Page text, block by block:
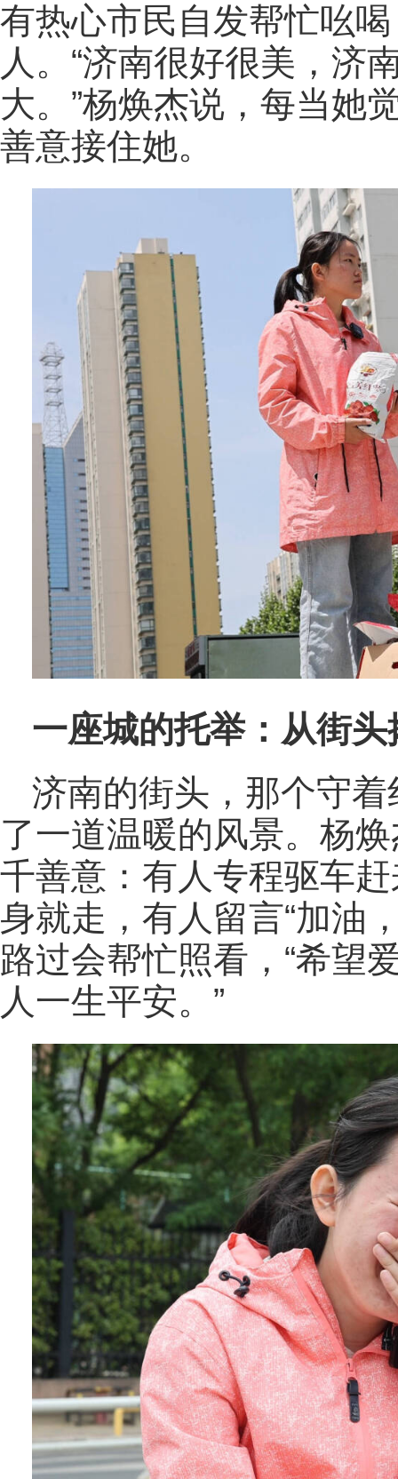
有热心市民自发帮忙吆
人。“济南很好很美，济
大。”杨焕杰说，每当她
善意接住她。
一座城的托举：从街
济南的街头，那个守
了一道温暖的风景。杨
千善意：有人专程驱车
身就走，有人留言“加油
路过会帮忙照看，“希望
人一生平安。”